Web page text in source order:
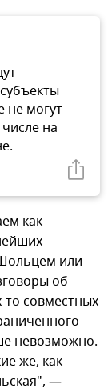
не могут
на
как
или
об
то совместных
невозможно.
же, как
—